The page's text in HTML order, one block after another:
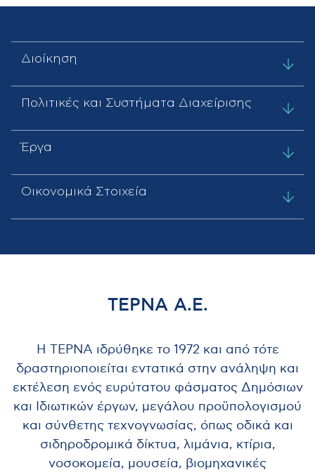
Διοίκηση
Πολιτικές και Συστήματα Διαχείρισης
Έργα
Οικονομικά Στοιχεία
ΤΕΡΝΑ Α.Ε.
Η ΤΕΡΝΑ ιδρύθηκε το 1972 και από τότε
δραστηριοποιείται εντατικά στην ανάληψη και
εκτέλεση ενός ευρύτατου φάσματος Δημόσιων
και Ιδιωτικών έργων, μεγάλου προϋπολογισμού
και σύνθετης τεχνογνωσίας, όπως οδικά και
σιδηροδρομικά δίκτυα, λιμάνια, κτίρια,
νοσοκομεία, μουσεία, βιομηχανικές